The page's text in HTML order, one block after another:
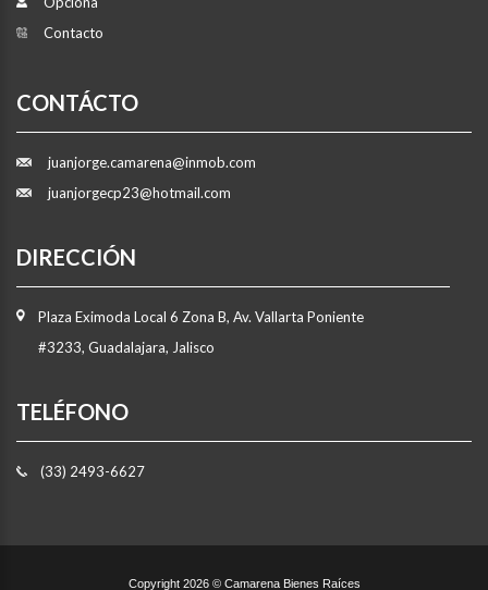
Contacto
CONTÁCTO
juanjorge.camarena@inmob.com
juanjorgecp23@hotmail.com
DIRECCIÓN
Plaza Eximoda Local 6 Zona B, Av. Vallarta Poniente
#3233, Guadalajara, Jalisco
TELÉFONO
(33) 2493-6627
Copyright 2026 © Camarena Bienes Raíces